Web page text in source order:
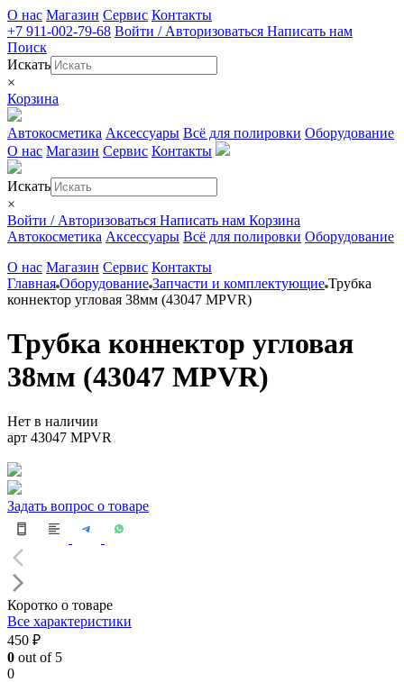
О нас Магазин Сервис Контакты
+7 911-002-79-68 Войти / Авторизоваться Написать нам
Поиск
Искать
×
Корзина
Автокосметика Аксессуары Всё для полировки Оборудование
О нас Магазин Сервис Контакты
Искать
×
Войти / Авторизоваться Написать нам Корзина
Автокосметика Аксессуары Всё для полировки Оборудование
О нас Магазин Сервис Контакты
Главная Оборудование Запчасти и комплектующие Трубка
коннектор угловая 38мм (43047 MPVR)
Трубка коннектор угловая
38мм (43047 MPVR)
Нет в наличии
арт 43047 MPVR
Задать вопрос о товаре
Коротко о товаре
Все характеристики
450 ₽
0 out of 5
0